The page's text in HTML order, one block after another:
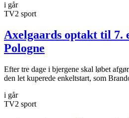
i går
TV2 sport
Axelgaards optakt til 7.
Pologne
Efter tre dage i bjergene skal løbet
den let kuperede enkeltstart, som
i går
TV2 sport